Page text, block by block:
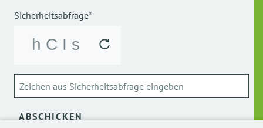
Sicherheitsabfrage*
ABSCHICKEN